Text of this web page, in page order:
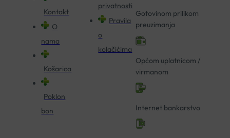
Kontakt
O
nama
Košarica
Poklon
bon
privatnosti
Pravila
o
kolačićima
Gotovinom prilikom
preuzimanja
Općom uplatnicom /
virmanom
Internet bankarstvo